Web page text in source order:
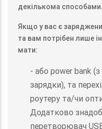
декількома способами.
Якщо у вас є
та вам потрібен лише
мати:
- або power bank
зарядки), та
роутеру та/чи
Додатково
перетворювач